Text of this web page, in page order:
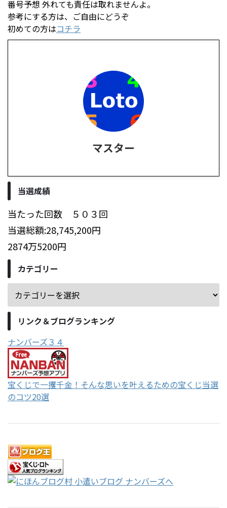
番号予想 外れても責任は取れませんよ。
参考にする方は、ご自由にどうぞ
初めての方はコチラ
マスター
当選成績
当たった回数 ５０３回
当選総額:28,745,200円
2874万5200円
カテゴリー
リンク＆ブログランキング
ナンバーズ３４
宝くじで一攫千金！そんな思いを叶えるための宝くじ当選
のコツ20選